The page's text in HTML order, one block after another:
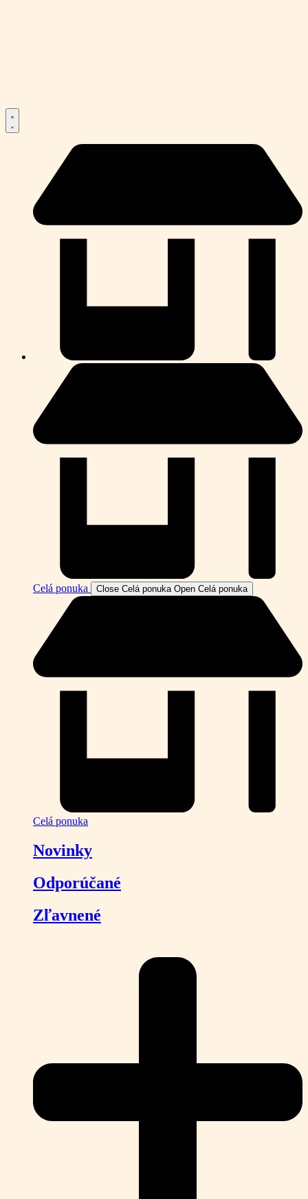
Celá ponuka Close Celá ponuka Open Celá ponuka
Celá ponuka
Novinky
Odporúčané
Zľavnené